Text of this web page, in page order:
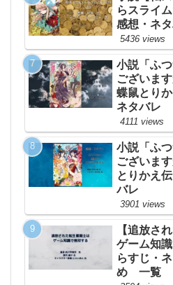
らスライ
感想・ネ
5436 views
小説「ふ
ございま
蝶鼠とり
ネタバレ
4111 views
小説「ふ
ございま
とりかえ
バレ
3901 views
【追放さ
ゲーム知
らすじ・
め 一覧